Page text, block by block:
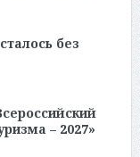
без
– 2027»